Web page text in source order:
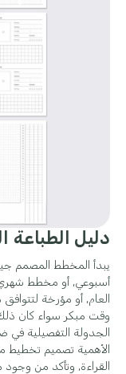
دليل الطباعة
يبدأ المخطط المصمم
أسبوعي, أو مخطط شهري?
العام, أو مؤرخة
وقت مبكر سواء كان ذلك
الجدولة التفصيلية
الأهمية تصميم تخطيط
القراءة, وتأكد من